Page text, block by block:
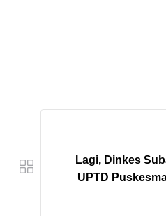
Lagi, Dinkes
UPTD